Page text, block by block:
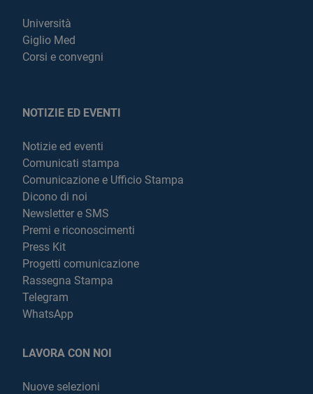
Università
Giglio Med
Corsi e convegni
NOTIZIE ED EVENTI
Notizie ed eventi
Comunicati stampa
Comunicazione e Ufficio Stampa
Dicono di noi
Newsletter e SMS
Premi e riconoscimenti
Press Kit
Progetti comunicazione
Rassegna Stampa
Telegram
WhatsApp
LAVORA CON NOI
Nuove selezioni